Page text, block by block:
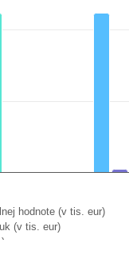
eur. Data
hodnote (v tis. eur)
(v tis. eur)